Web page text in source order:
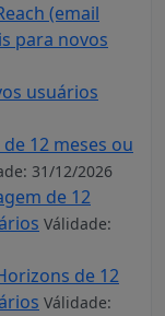
(email
para novos
usuários
de 12 meses ou
31/12/2026
de 12
Válidade:
de 12
Válidade: